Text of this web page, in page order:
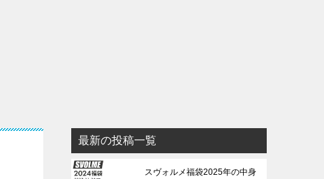
最新の投稿一覧
スヴォルメ福袋2025年の中身